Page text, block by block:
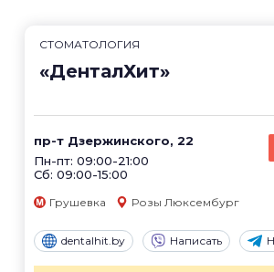
СТОМАТОЛОГИЯ
«ДенталХит»
пр-т Дзержинского, 22
Пн-пт: 09:00-21:00
Сб: 09:00-15:00
Грушевка Розы Люксембург
dentalhit.by Написать